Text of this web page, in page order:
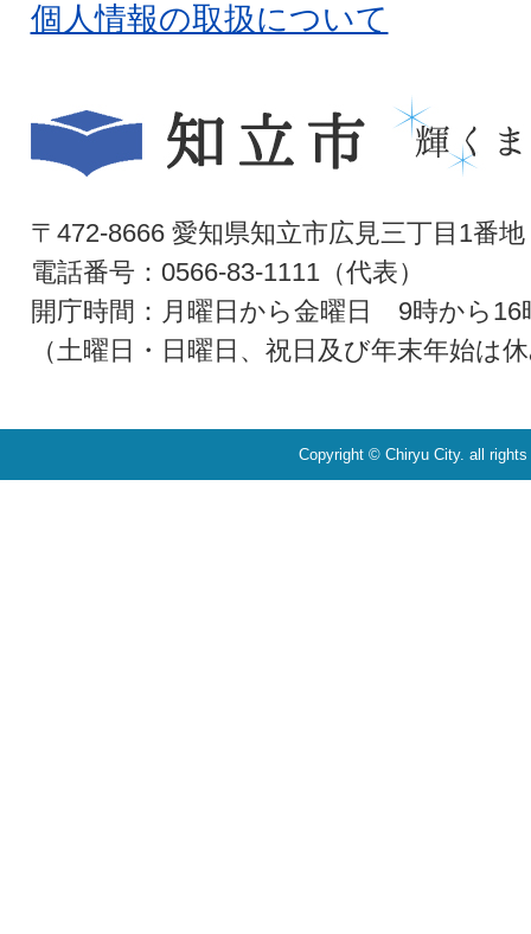
個人情報の取扱について
〒472-8666 愛知県知立市広見三丁目1番地
電話番号：0566-83-1111（代表）
開庁時間：月曜日から金曜日 9時から16
（土曜日・日曜日、祝日及び年末年始は
Copyright © Chiryu City. all rights